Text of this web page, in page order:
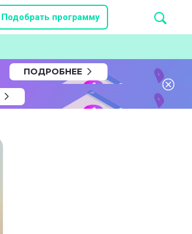
Подобрать программу
ПОДРОБНЕЕ